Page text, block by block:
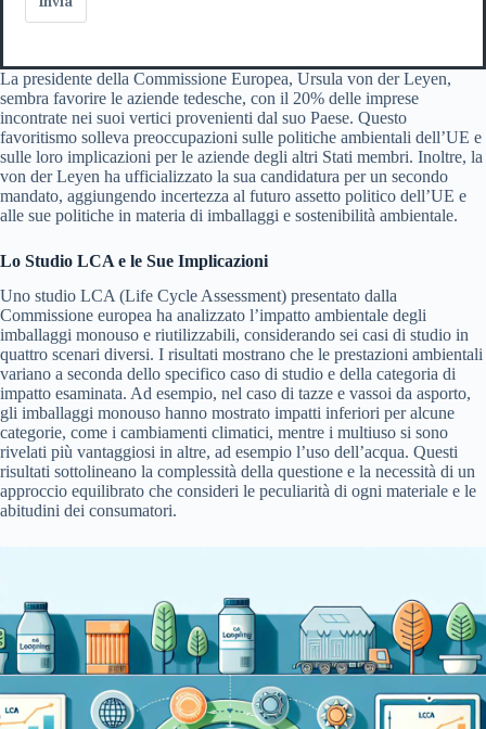
La presidente della Commissione Europea, Ursula von der Leyen,
sembra favorire le aziende tedesche, con il 20% delle imprese
incontrate nei suoi vertici provenienti dal suo Paese. Questo
favoritismo solleva preoccupazioni sulle politiche ambientali dell’UE e
sulle loro implicazioni per le aziende degli altri Stati membri. Inoltre, la
von der Leyen ha ufficializzato la sua candidatura per un secondo
mandato, aggiungendo incertezza al futuro assetto politico dell’UE e
alle sue politiche in materia di imballaggi e sostenibilità ambientale.
Lo Studio LCA e le Sue Implicazioni
Uno studio LCA (Life Cycle Assessment) presentato dalla
Commissione europea ha analizzato l’impatto ambientale degli
imballaggi monouso e riutilizzabili, considerando sei casi di studio in
quattro scenari diversi. I risultati mostrano che le prestazioni ambientali
variano a seconda dello specifico caso di studio e della categoria di
impatto esaminata. Ad esempio, nel caso di tazze e vassoi da asporto,
gli imballaggi monouso hanno mostrato impatti inferiori per alcune
categorie, come i cambiamenti climatici, mentre i multiuso si sono
rivelati più vantaggiosi in altre, ad esempio l’uso dell’acqua. Questi
risultati sottolineano la complessità della questione e la necessità di un
approccio equilibrato che consideri le peculiarità di ogni materiale e le
abitudini dei consumatori.